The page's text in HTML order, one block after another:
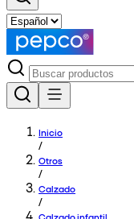
Inicio
/
Otros
/
Calzado
/